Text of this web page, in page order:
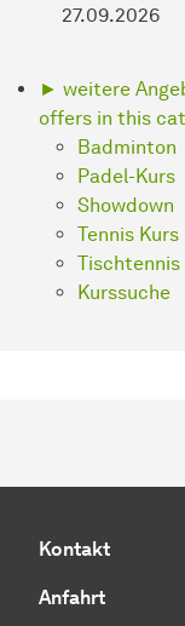
27.09.2026
► weitere
offers in this
Badminton
Padel-Kurs
Showdown
Tennis Kurs
Tischtennis
Kurssuche
Kontakt
Anfahrt